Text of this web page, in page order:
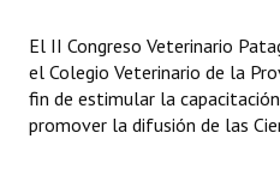
Informes de Unidad
Ejecución Presupuestaria
Actas de Audiencias Públicas
El II Congreso Veterinario
el Colegio Veterinario de la
fin de estimular la
promover la difusión de las